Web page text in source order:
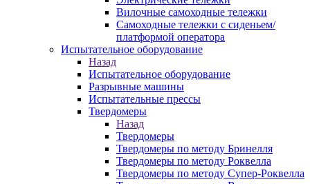
Вилочные самоходные тележки
Самоходные тележки с сиденьем/
платформой оператора
Испытательное оборудование
Назад
Испытательное оборудование
Разрывные машины
Испытательные прессы
Твердомеры
Назад
Твердомеры
Твердомеры по методу Бринелля
Твердомеры по методу Роквелла
Твердомеры по методу Супер-Роквелла